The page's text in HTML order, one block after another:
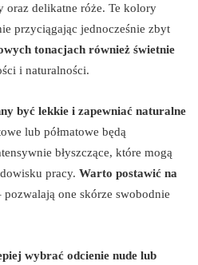
oraz delikatne róże. Te kolory
przyciągając jednocześnie zbyt
tonacjach również świetnie
i naturalności.
być lekkie i zapewniać naturalne
lub półmatowe będą
błyszczące, które mogą
pracy. Warto postawić na
pozwalają one skórze swobodnie
wybrać odcienie nude lub